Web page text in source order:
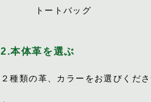
トートバッグ
2.本体革を選ぶ
２種類の革、カラーをお選びくだ